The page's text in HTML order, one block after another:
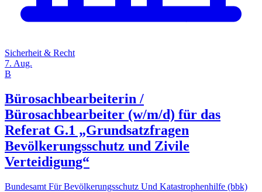
Sicherheit & Recht
7. Aug.
B
Bürosachbearbeiterin /
Bürosachbearbeiter (w/m/d) für das
Referat G.1 „Grundsatzfragen
Bevölkerungsschutz und Zivile
Verteidigung“
Bundesamt Für Bevölkerungsschutz Und Katastrophenhilfe (bbk)